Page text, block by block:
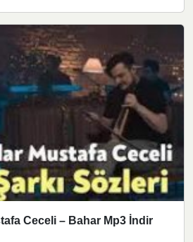
Ceceli – Bahar Mp3 İndir